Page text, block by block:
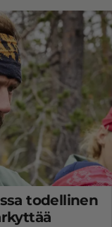
todellinen